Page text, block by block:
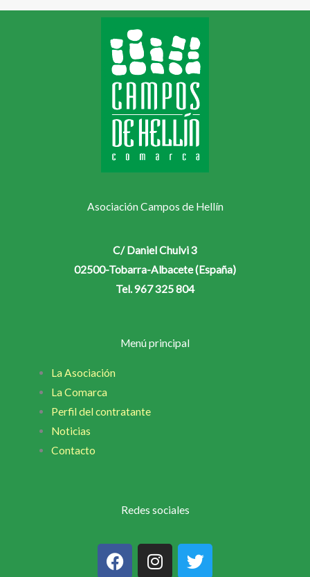
Asociación Campos de Hellín
C/ Daniel Chulvi 3
02500-Tobarra-Albacete (España)
Tel. 967 325 804
Menú principal
La Asociación
La Comarca
Perfil del contratante
Noticias
Contacto
Redes sociales
a
c
n
s
w
i